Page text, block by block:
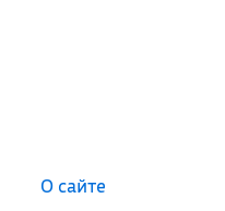
О сайте